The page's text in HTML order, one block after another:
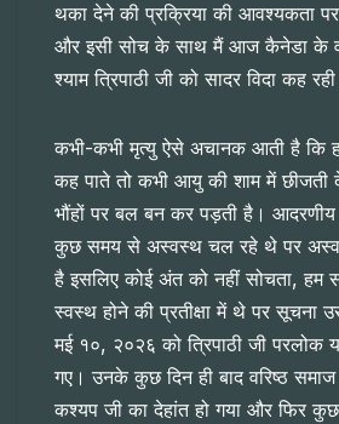
थका देने की प्रक्रिया की आवश्यकता पर
और इसी सोच के साथ मैं आज कैनेडा के
श्याम त्रिपाठी जी को सादर विदा कह
कभी-कभी मृत्यु ऐसे अचानक आती है कि
कह पाते तो कभी आयु की शाम में छीजती
भौंहों पर बल बन कर पड़ती है। आदरणीय
कुछ समय से अस्वस्थ चल रहे थे पर
है इसलिए कोई अंत को नहीं सोचता, हम
स्वस्थ होने की प्रतीक्षा में थे पर सूचना
मई १०, २०२६ को त्रिपाठी जी परलोक
गए। उनके कुछ दिन ही बाद वरिष्ठ
कश्यप जी का देहांत हो गया और फिर कुछ